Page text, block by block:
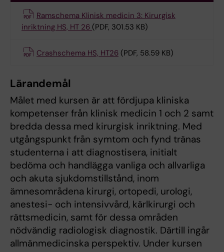
Ramschema Klinisk medicin 3: Kirurgisk
inriktning HS, HT 26 (PDF, 301.53 KB)
Crashschema HS, HT26 (PDF, 58.59 KB)
Lärandemål
Målet med kursen är att fördjupa kliniska
kompetenser från klinisk medicin 1 och 2 samt
bredda dessa med kirurgisk inriktning. Med
utgångspunkt från symtom och fynd tränas
studenterna i att diagnostisera, initialt
bedöma och handlägga vanliga och allvarliga
och akuta sjukdomstillstånd, inom
ämnesområdena kirurgi, ortopedi, urologi,
anestesi- och intensivvård, kärlkirurgi och
rättsmedicin, samt för dessa områden
nödvändig radiologisk diagnostik. Därtill ingår
allmänmedicinska perspektiv. Under kursen